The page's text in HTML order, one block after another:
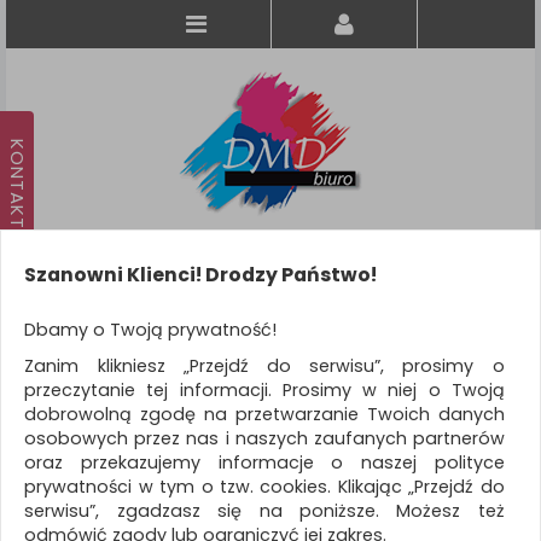
KATEGORIE
WSZYSTKIE KATEGORIE
FILTRY
Więcej
Szanowni Klienci! Drodzy Państwo!
Dbamy o Twoją prywatność!
Zanim klikniesz „Przejdź do serwisu”, prosimy o
przeczytanie tej informacji. Prosimy w niej o Twoją
dobrowolną zgodę na przetwarzanie Twoich danych
osobowych przez nas i naszych zaufanych partnerów
oraz przekazujemy informacje o naszej polityce
prywatności w tym o tzw. cookies. Klikając „Przejdź do
serwisu”, zgadzasz się na poniższe. Możesz też
odmówić zgody lub ograniczyć jej zakres.